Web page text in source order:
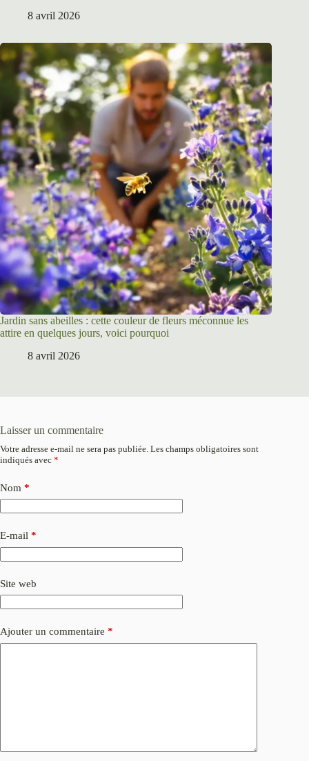
8 avril 2026
Jardin sans abeilles : cette couleur de fleurs méconnue les
attire en quelques jours, voici pourquoi
8 avril 2026
Laisser un commentaire
Votre adresse e-mail ne sera pas publiée. Les champs obligatoires sont
indiqués avec *
Nom *
E-mail *
Site web
Ajouter un commentaire *